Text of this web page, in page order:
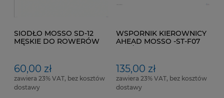
SIODŁO MOSSO SD-12
MĘSKIE DO ROWERÓW
60,00 zł
zawiera 23% VAT, bez kosztów
dostawy
WSPORNIK KIEROWNICY
AHEAD MOSSO -ST-F07
135,00 zł
zawiera 23% VAT, bez kosztów
dostawy